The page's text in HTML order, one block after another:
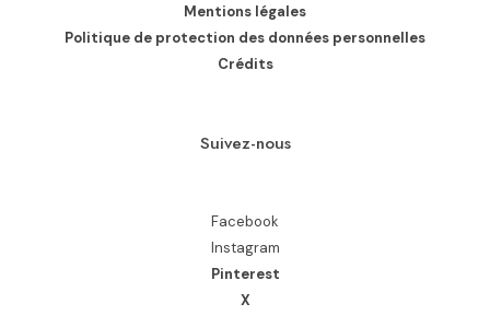
Mentions légales
Politique de protection des données personnelles
Crédits
Suivez-nous
Facebook
Instagram
Pinterest
X